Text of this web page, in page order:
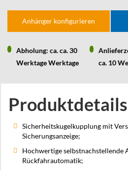
Anhänger konfigurieren
Abholung: ca. ca. 30
Werktage Werktage
ca. 10
Produktdetails
Sicherheitskugelkupplung mit
Sicherungsanzeige;
Hochwertige selbstnachstellende
Rückfahrautomatik;